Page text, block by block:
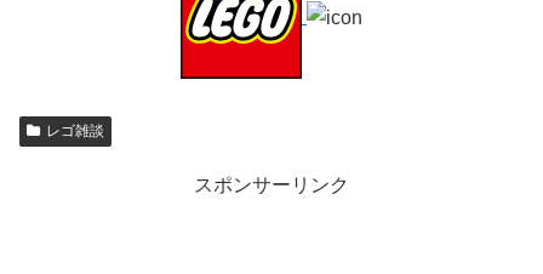
レゴ雑談
スポンサーリンク